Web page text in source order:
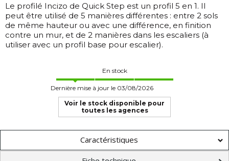
Le profilé Incizo de Quick Step est un profil 5 en 1. Il
peut être utilisé de 5 manières différentes : entre 2 sols
de même hauteur ou avec une différence, en finition
contre un mur, et de 2 manières dans les escaliers (à
utiliser avec un profil base pour escalier).
En stock
Dernière mise à jour le 03/08/2026
Voir le stock disponible pour
toutes les agences
Caractéristiques